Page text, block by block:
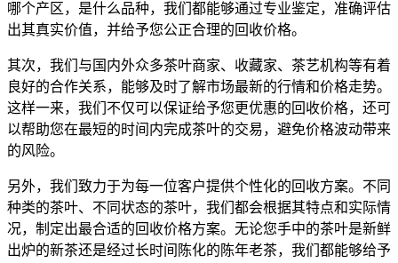
哪个产区，是什么品种，我们都能够通过专业鉴定，准确评估
出其真实价值，并给予您公正合理的回收价格。
其次，我们与国内外众多茶叶商家、收藏家、茶艺机构等有着
良好的合作关系，能够及时了解市场最新的行情和价格走势。
这样一来，我们不仅可以保证给予您更优惠的回收价格，还可
以帮助您在最短的时间内完成茶叶的交易，避免价格波动带来
的风险。
另外，我们致力于为每一位客户提供个性化的回收方案。不同
种类的茶叶、不同状态的茶叶，我们都会根据其特点和实际情
况，制定出最合适的回收价格方案。无论您手中的茶叶是新鲜
出炉的新茶还是经过长时间陈化的陈年老茶，我们都能够给予